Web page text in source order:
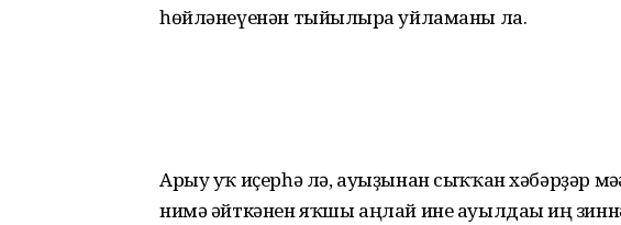
һөйләнеүенән тыйылырға уйламаны ла.
Арыу уҡ иҫерһә лә, ауыҙынан сыҡҡан хәбәрҙәр
нимә әйткәнен яҡшы аңлай ине ауылдағы иң